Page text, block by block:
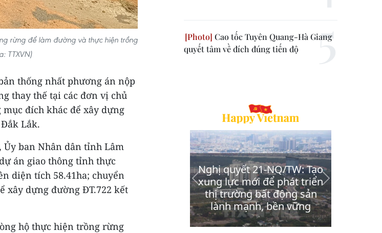
rừng để làm đường và thực hiện trồng
TTXVN)
thống nhất phương án nộp
thay thế tại các đơn vị chủ
đích khác để xây dựng
Lắk.
Ủy ban Nhân dân tỉnh Lâm
án giao thông tỉnh thực
diện tích 58.41ha; chuyển
xây dựng đường ĐT.722 kết
hộ thực hiện trồng rừng
Cao tốc Tuyên Quang-Hà Giang
quyết tâm về đích đúng tiến độ